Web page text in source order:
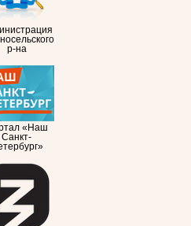
р-на
«Наш
Санкт-